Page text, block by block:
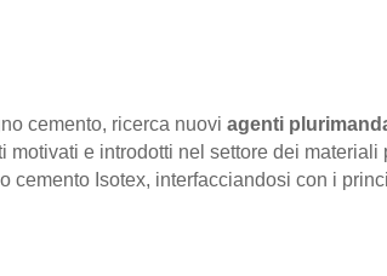
cemento, ricerca nuovi agenti
motivati e introdotti nel settore dei materiali
Isotex, interfacciandosi con i